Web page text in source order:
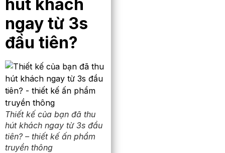
hút khách
ngay từ 3s
đầu tiên?
Thiết kế của bạn đã thu
hút khách ngay từ 3s đầu
tiên? – thiết kế ấn phẩm
truyền thông